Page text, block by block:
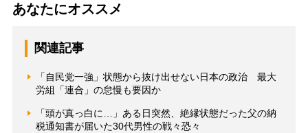
あなたにオススメ
関連記事
「自民党一強」状態から抜け出せない日本の政治 最大
労組「連合」の怠慢も要因か
「頭が真っ白に…」ある日突然、絶縁状態だった父の納
税通知書が届いた30代男性の戦々恐々